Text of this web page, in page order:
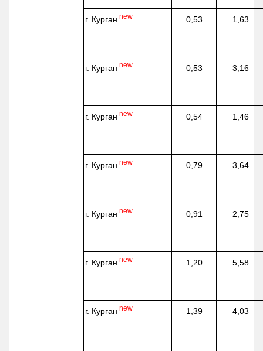
г. Курган new 0,53 1,63
г. Курган new 0,53 3,16
г. Курган new 0,54 1,46
г. Курган new 0,79 3,64
г. Курган new 0,91 2,75
г. Курган new 1,20 5,58
г. Курган new 1,39 4,03